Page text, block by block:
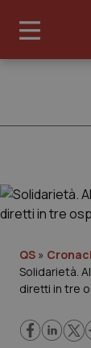
Governo
Regioni e
QS »
Solidarietà.
diretti in tre